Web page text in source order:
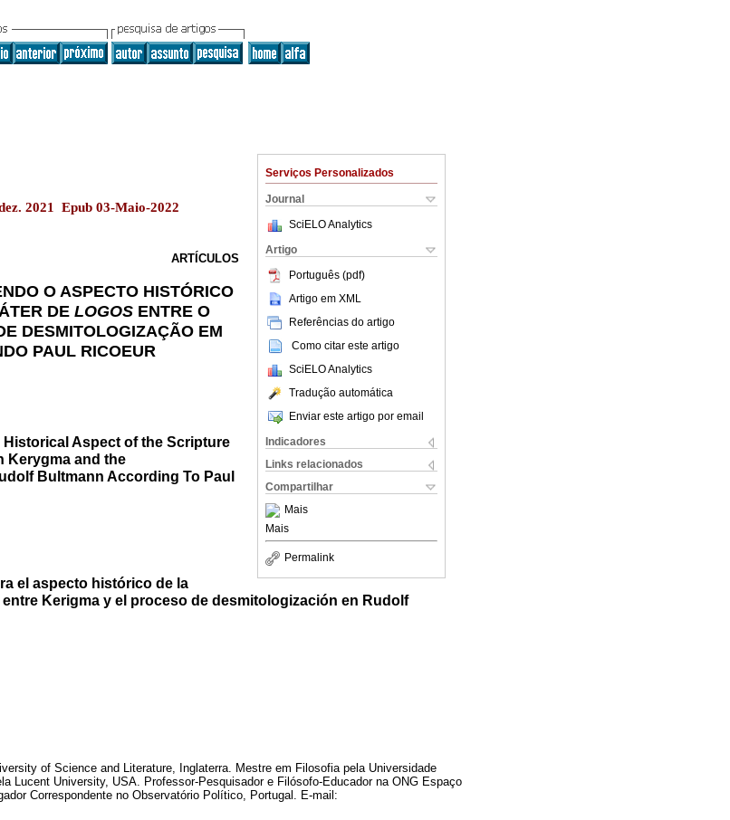
Serviços Personalizados
Journal
SciELO Analytics
Artigo
Português (pdf)
Artigo em XML
Referências do artigo
Como citar este artigo
SciELO Analytics
Tradução automática
Enviar este artigo por email
Indicadores
Links relacionados
Compartilhar
Mais
Mais
Permalink
2021 Epub 03-Maio-2022
ARTÍCULOS
O ASPECTO HISTÓRICO
DE LOGOS ENTRE O
DESMITOLOGIZAÇÃO EM
PAUL RICOEUR
Aspect of the Scripture
Kerygma and the
Bultmann According To Paul
el aspecto histórico de la
Kerigma y el proceso de desmitologización en Rudolf
of Science and Literature, Inglaterra. Mestre em Filosofia pela Universidade
Lucent University, USA. Professor-Pesquisador e Filósofo-Educador na ONG Espaço
Correspondente no Observatório Político, Portugal. E-mail: